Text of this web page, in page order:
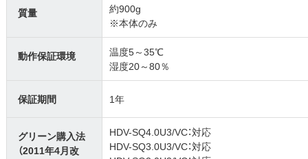
質量
約900g
※本体のみ
動作保証環境
温度5～35℃
湿度20～80％
保証期間 1年
グリーン購入法
（2011年4月改
HDV-SQ4.0U3/VC：対応
HDV-SQ3.0U3/VC：対応